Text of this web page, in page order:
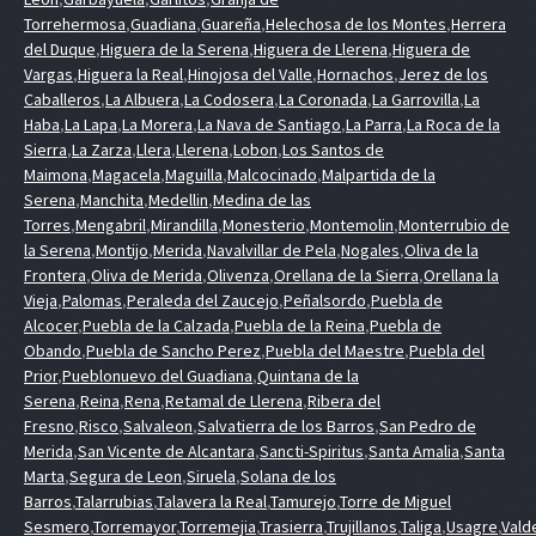
Torrehermosa,Guadiana,Guareña,Helechosa de los Montes,Herrera
del Duque,Higuera de la Serena,Higuera de Llerena,Higuera de
Vargas,Higuera la Real,Hinojosa del Valle,Hornachos,Jerez de los
Caballeros,La Albuera,La Codosera,La Coronada,La Garrovilla,La
Haba,La Lapa,La Morera,La Nava de Santiago,La Parra,La Roca de la
Sierra,La Zarza,Llera,Llerena,Lobon,Los Santos de
Maimona,Magacela,Maguilla,Malcocinado,Malpartida de la
Serena,Manchita,Medellin,Medina de las
Torres,Mengabril,Mirandilla,Monesterio,Montemolin,Monterrubio de
la Serena,Montijo,Merida,Navalvillar de Pela,Nogales,Oliva de la
Frontera,Oliva de Merida,Olivenza,Orellana de la Sierra,Orellana la
Vieja,Palomas,Peraleda del Zaucejo,Peñalsordo,Puebla de
Alcocer,Puebla de la Calzada,Puebla de la Reina,Puebla de
Obando,Puebla de Sancho Perez,Puebla del Maestre,Puebla del
Prior,Pueblonuevo del Guadiana,Quintana de la
Serena,Reina,Rena,Retamal de Llerena,Ribera del
Fresno,Risco,Salvaleon,Salvatierra de los Barros,San Pedro de
Merida,San Vicente de Alcantara,Sancti-Spiritus,Santa Amalia,Santa
Marta,Segura de Leon,Siruela,Solana de los
Barros,Talarrubias,Talavera la Real,Tamurejo,Torre de Miguel
Sesmero,Torremayor,Torremejia,Trasierra,Trujillanos,Taliga,Usagre,